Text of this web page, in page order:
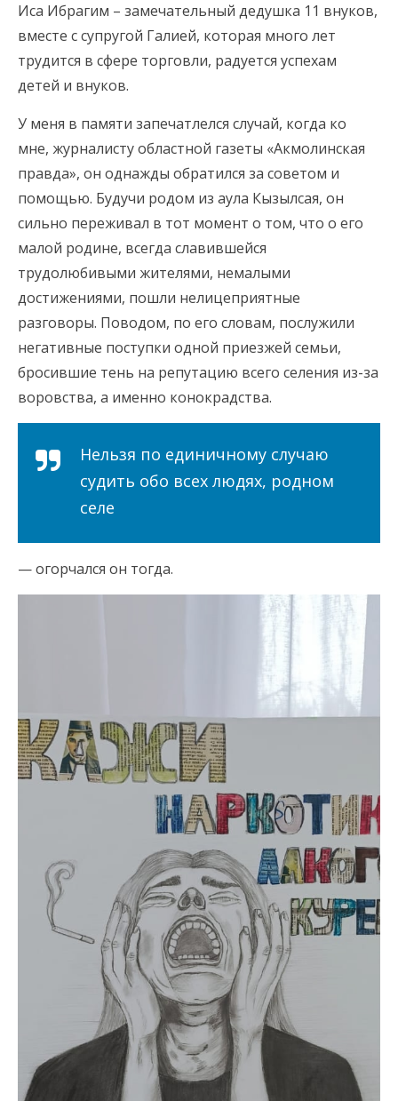
Иса Ибрагим – замечательный дедушка 11 внуков,
вместе с супругой Галией, которая много лет
трудится в сфере торговли, радуется успехам
детей и внуков.
У меня в памяти запечатлелся случай, когда ко
мне, журналисту областной газеты «Акмолинская
правда», он однажды обратился за советом и
помощью. Будучи родом из аула Кызылсая, он
сильно переживал в тот момент о том, что о его
малой родине, всегда славившейся
трудолюбивыми жителями, немалыми
достижениями, пошли нелицеприятные
разговоры. Поводом, по его словам, послужили
негативные поступки одной приезжей семьи,
бросившие тень на репутацию всего селения из-за
воровства, а именно конокрадства.
Нельзя по единичному случаю
судить обо всех людях, родном
селе
— огорчался он тогда.